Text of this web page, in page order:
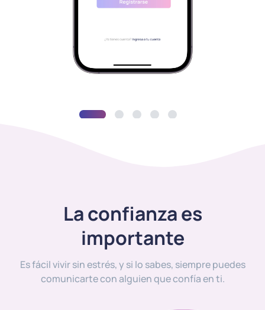
La confianza es
importante
Es fácil vivir sin estrés, y si lo sabes, siempre puedes
comunicarte con alguien que confía en ti.